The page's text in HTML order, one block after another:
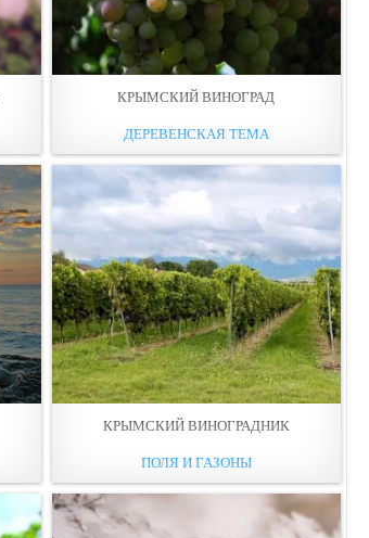
КРЫМСКИЙ ВИНОГРАД
ДЕРЕВЕНСКАЯ ТЕМА
КРЫМСКИЙ ВИНОГРАДНИК
ПОЛЯ И ГАЗОНЫ